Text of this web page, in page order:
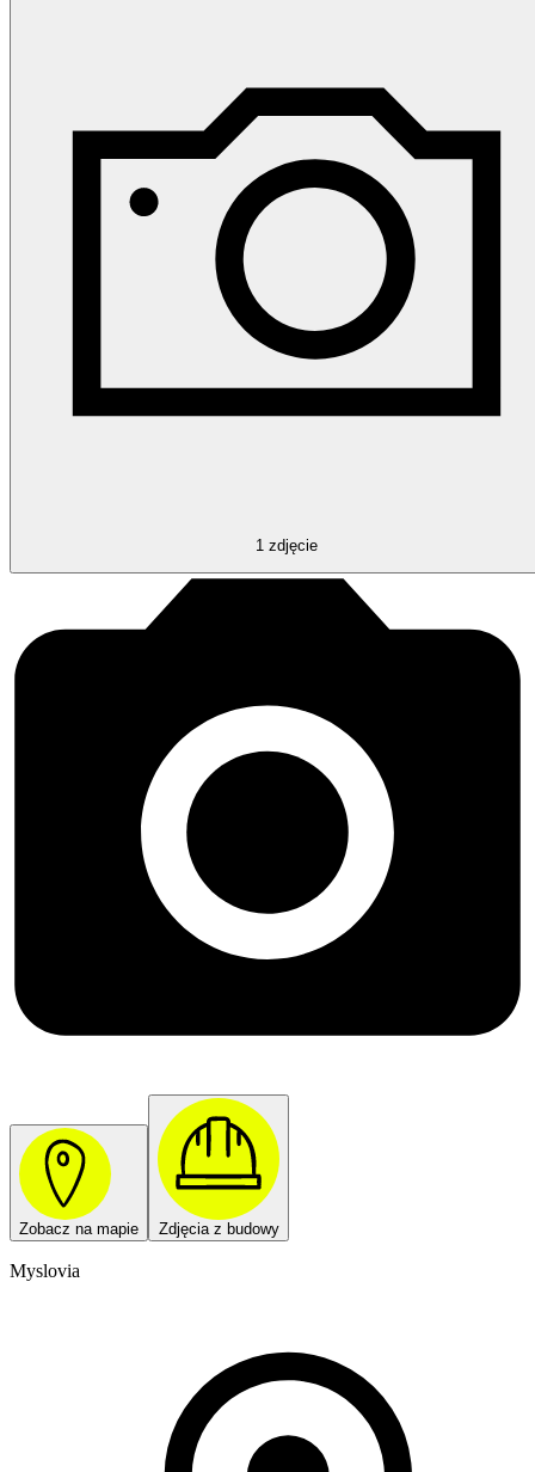
1 zdjęcie
Zobacz na mapie Zdjęcia z budowy
Myslovia